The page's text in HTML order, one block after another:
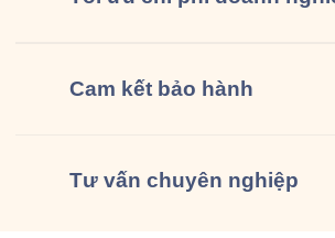
Cam kết bảo hành
Tư vấn chuyên nghiệp